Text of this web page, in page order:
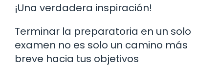
¡Una verdadera inspiración!
Terminar la preparatoria en un solo
examen no es solo un camino más
breve hacia tus objetivos